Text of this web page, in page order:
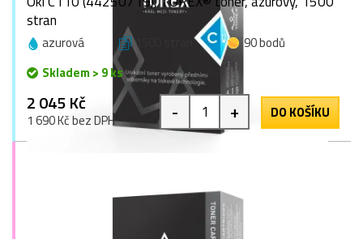
stran
azurová 1500 stran
90 bodů
Skladem > 9 ks
2 045 Kč
1 690 Kč bez DPH - + DO KOŠÍKU